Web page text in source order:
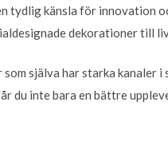
tydlig känsla för innovation
dekorationer till
själva har starka kanaler
du inte bara en bättre